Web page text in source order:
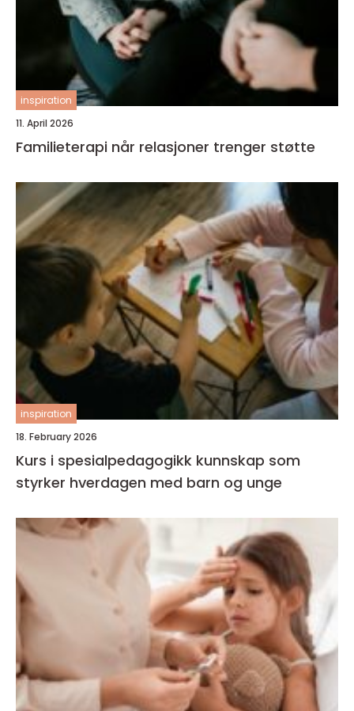
inspiration
11. April 2026
Familieterapi når relasjoner trenger støtte
inspiration
18. February 2026
Kurs i spesialpedagogikk kunnskap som
styrker hverdagen med barn og unge